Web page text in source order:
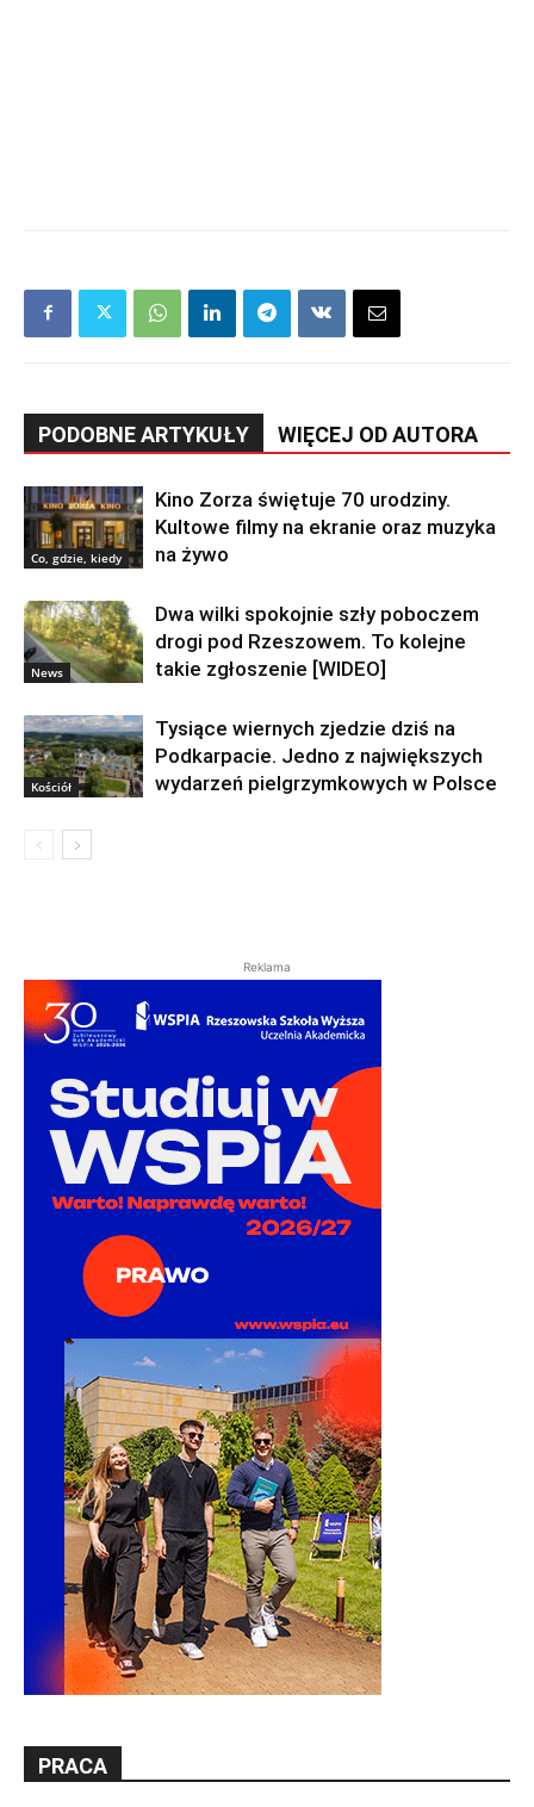
PODOBNE ARTYKUŁY WIĘCEJ OD AUTORA
Co, gdzie, kiedy
Kino Zorza świętuje 70 urodziny.
Kultowe filmy na ekranie oraz muzyka
na żywo
News
Dwa wilki spokojnie szły poboczem
drogi pod Rzeszowem. To kolejne
takie zgłoszenie [WIDEO]
Kościół
Tysiące wiernych zjedzie dziś na
Podkarpacie. Jedno z największych
wydarzeń pielgrzymkowych w Polsce
Reklama
PRACA